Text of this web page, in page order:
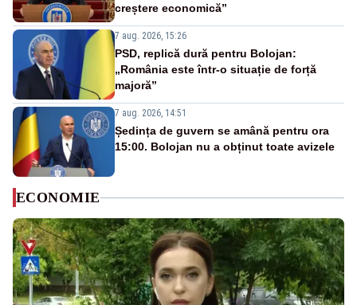
creștere economică”
7 aug. 2026, 15:26
PSD, replică dură pentru Bolojan:
„România este într-o situație de forță
majoră”
7 aug. 2026, 14:51
Ședința de guvern se amână pentru ora
15:00. Bolojan nu a obținut toate avizele
ECONOMIE